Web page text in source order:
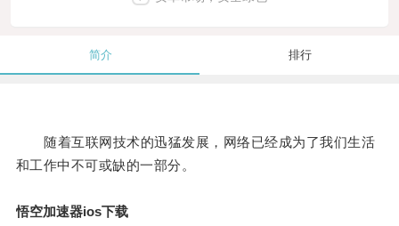
简介 排行
随着互联网技术的迅猛发展，网络已经成为了我们生活
和工作中不可或缺的一部分。
悟空加速器ios下载